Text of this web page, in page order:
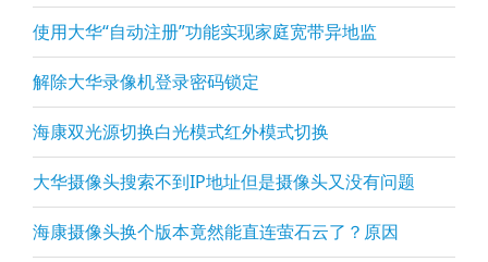
使用大华“自动注册”功能实现家庭宽带异地监
解除大华录像机登录密码锁定
海康双光源切换白光模式红外模式切换
大华摄像头搜索不到IP地址但是摄像头又没有问题
海康摄像头换个版本竟然能直连萤石云了？原因